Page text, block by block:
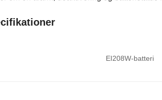
EI208W-batteri